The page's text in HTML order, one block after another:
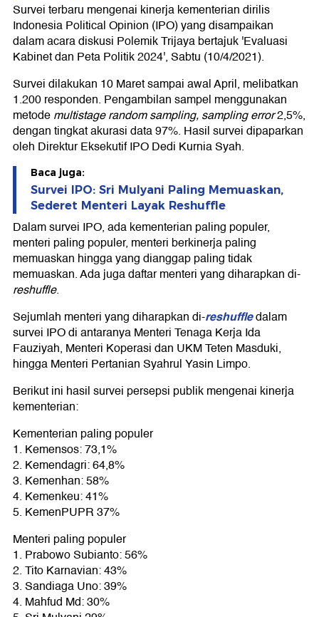
Survei terbaru mengenai kinerja kementerian dirilis
Indonesia Political Opinion (IPO) yang disampaikan
dalam acara diskusi Polemik Trijaya bertajuk 'Evaluasi
Kabinet dan Peta Politik 2024', Sabtu (10/4/2021).
Survei dilakukan 10 Maret sampai awal April, melibatkan
1.200 responden. Pengambilan sampel menggunakan
metodemultistage random sampling, sampling error2,5%,
dengan tingkat akurasi data 97%. Hasil survei dipaparkan
oleh Direktur Eksekutif IPO Dedi Kurnia Syah.
Baca juga:
Survei IPO: Sri Mulyani Paling Memuaskan,
Sederet Menteri Layak Reshuffle
Dalam survei IPO, ada kementerian paling populer,
menteri paling populer, menteri berkinerja paling
memuaskan hingga yang dianggap paling tidak
memuaskan. Ada juga daftar menteri yang diharapkan di-
reshuffle.
Sejumlah menteri yang diharapkan di-reshuffledalam
survei IPO di antaranya Menteri Tenaga Kerja Ida
Fauziyah, Menteri Koperasi dan UKM Teten Masduki,
hingga Menteri Pertanian Syahrul Yasin Limpo.
Berikut ini hasil survei persepsi publik mengenai kinerja
kementerian:
Kementerian paling populer
1. Kemensos: 73,1%
2. Kemendagri: 64,8%
3. Kemenhan: 58%
4. Kemenkeu: 41%
5. KemenPUPR 37%
Menteri paling populer
1. Prabowo Subianto: 56%
2. Tito Karnavian: 43%
3. Sandiaga Uno: 39%
4. Mahfud Md: 30%